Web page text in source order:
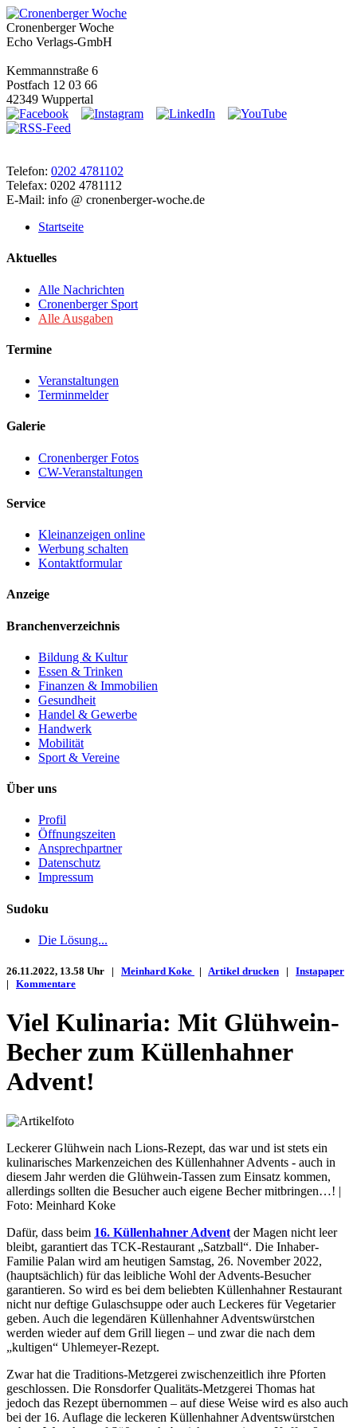
Cronenberger Woche
Echo Verlags-GmbH
Kemmannstraße 6
Postfach 12 03 66
42349 Wuppertal
Telefon: 0202 4781102
Telefax: 0202 4781112
E-Mail: info @ cronenberger-woche.de
Startseite
Aktuelles
Alle Nachrichten
Cronenberger Sport
Alle Ausgaben
Termine
Veranstaltungen
Terminmelder
Galerie
Cronenberger Fotos
CW-Veranstaltungen
Service
Kleinanzeigen online
Werbung schalten
Kontaktformular
Anzeige
Branchenverzeichnis
Bildung & Kultur
Essen & Trinken
Finanzen & Immobilien
Gesundheit
Handel & Gewerbe
Handwerk
Mobilität
Sport & Vereine
Über uns
Profil
Öffnungszeiten
Ansprechpartner
Datenschutz
Impressum
Sudoku
Die Lösung...
26.11.2022, 13.58 Uhr | Meinhard Koke | Artikel drucken | Instapaper
| Kommentare
Viel Kulinaria: Mit Glühwein-
Becher zum Küllenhahner
Advent!
Leckerer Glühwein nach Lions-Rezept, das war und ist stets ein
kulinarisches Markenzeichen des Küllenhahner Advents - auch in
diesem Jahr werden die Glühwein-Tassen zum Einsatz kommen,
allerdings sollten die Besucher auch eigene Becher mitbringen…! |
Foto: Meinhard Koke
Dafür, dass beim 16. Küllenhahner Advent der Magen nicht leer
bleibt, garantiert das TCK-Restaurant „Satzball“. Die Inhaber-
Familie Palan wird am heutigen Samstag, 26. November 2022,
(hauptsächlich) für das leibliche Wohl der Advents-Besucher
garantieren. So wird es bei dem beliebten Küllenhahner Restaurant
nicht nur deftige Gulaschsuppe oder auch Leckeres für Vegetarier
geben. Auch die legendären Küllenhahner Adventswürstchen
werden wieder auf dem Grill liegen – und zwar die nach dem
„kultigen“ Uhlemeyer-Rezept.
Zwar hat die Traditions-Metzgerei zwischenzeitlich ihre Pforten
geschlossen. Die Ronsdorfer Qualitäts-Metzgerei Thomas hat
jedoch das Rezept übernommen – auf diese Weise wird es also auch
bei der 16. Auflage die leckeren Küllenhahner Adventswürstchen